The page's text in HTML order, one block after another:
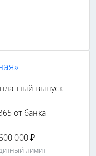
выпуск
000 ₽
лимит